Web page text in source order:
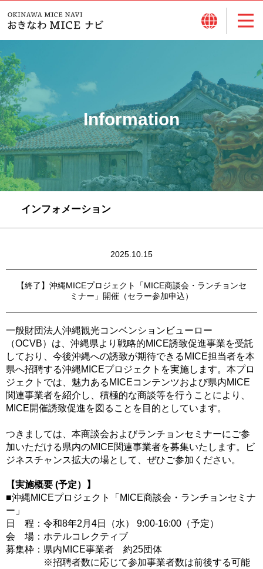
Information
インフォメーション
2025.10.15
【終了】沖縄MICEプロジェクト「MICE商談会・ランチョンセ
ミナー」開催（セラー参加申込）
一般財団法人沖縄観光コンベンションビューロー
（OCVB）は、沖縄県より戦略的MICE誘致促進事業を受託
しており、今後沖縄への誘致が期待できるMICE担当者を本
県へ招聘する沖縄MICEプロジェクトを実施します。本プロ
ジェクトでは、魅力あるMICEコンテンツおよび県内MICE
関連事業者を紹介し、積極的な商談等を行うことにより、
MICE開催誘致促進を図ることを目的としています。
つきましては、本商談会およびランチョンセミナーにご参
加いただける県内のMICE関連事業者を募集いたします。ビ
ジネスチャンス拡大の場として、ぜひご参加ください。
【実施概要 (予定）】
■沖縄MICEプロジェクト「MICE商談会・ランチョンセミナ
ー」
日 程：令和8年2月4日（水） 9:00-16:00（予定）
会 場：ホテルコレクティブ
募集枠：県内MICE事業者 約25団体
※招聘者数に応じて参加事業者数は前後する可能